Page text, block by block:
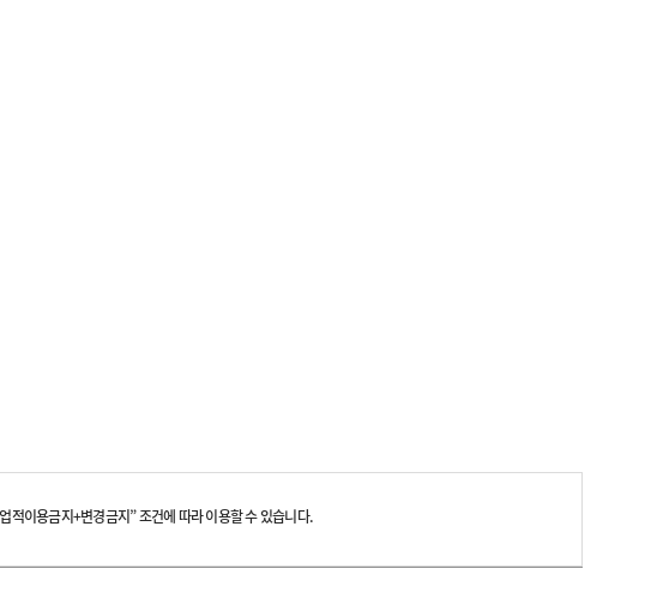
적이용금지+변경금지” 조건에 따라 이용할 수 있습니다.